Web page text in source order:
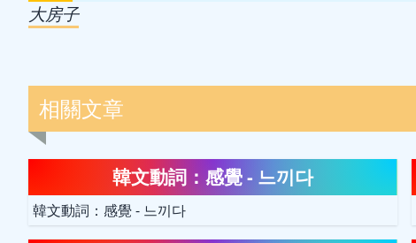
大房子
相關文章
韓文動詞：感覺 - 느끼다
韓文動詞：感覺 - 느끼다